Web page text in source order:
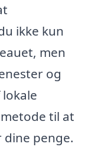
ikke kun
men
og
til at
penge.